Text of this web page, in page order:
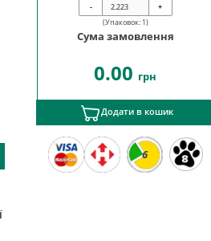
-
+
(Упаковок: 1)
Сума замовлення
0.00 грн
Додати в кошик
6